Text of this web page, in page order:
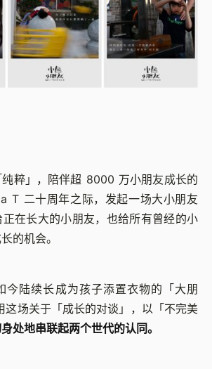
粹」，陪伴超 8000 万小朋友成长的
T 二十周年之际，发起一场大小朋友
在长大的小朋友，也给所有曾经的小
的机会。
今陆续长成为孩子添置衣物的「大朋
这场关于「成长的对谈」，以「不完美
处地串联起两个世代的认同。